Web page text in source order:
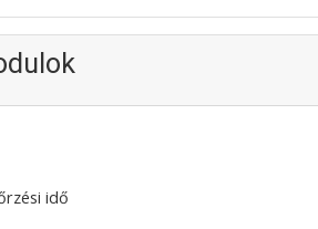
idő